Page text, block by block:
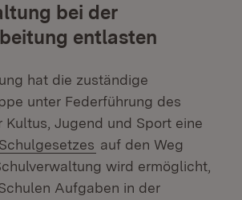
bei der
entlasten
hat die zuständige
unter Federführung des
Kultus, Jugend und Sport eine
Extern:
Schulgesetzes (Öffnet in neuem
auf den Weg
wird ermöglicht,
Aufgaben in der